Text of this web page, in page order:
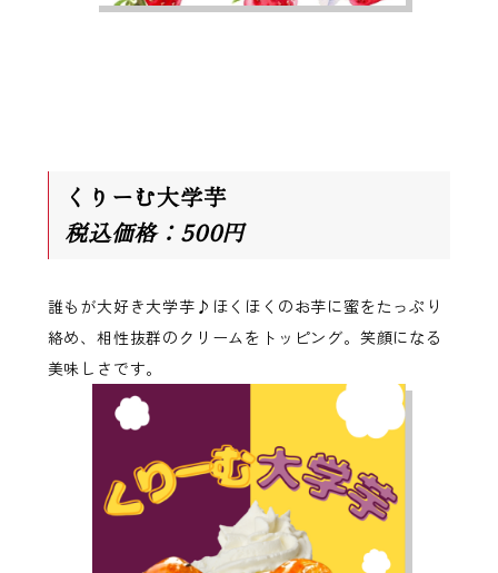
くりーむ大学芋
税込価格：500円
誰もが大好き大学芋♪ほくほくのお芋に蜜をたっぷり
絡め、相性抜群のクリームをトッピング。笑顔になる
美味しさです。